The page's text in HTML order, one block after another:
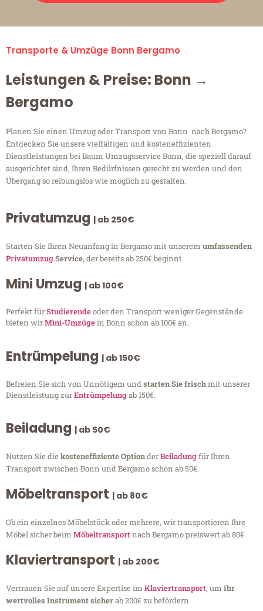
Transporte & Umzüge Bonn Bergamo
Leistungen & Preise: Bonn →
Bergamo
Planen Sie einen Umzug oder Transport von Bonn nach Bergamo?
Entdecken Sie unsere vielfältigen und kosteneffizienten
Dienstleistungen bei Baum Umzugsservice Bonn, die speziell darauf
ausgerichtet sind, Ihren Bedürfnissen gerecht zu werden und den
Übergang so reibungslos wie möglich zu gestalten.
Privatumzug | ab 250€
Starten Sie Ihren Neuanfang in Bergamo mit unserem umfassenden
PrivatumzugService, der bereits ab 250€ beginnt.
Mini Umzug | ab 100€
Perfekt fürStudierendeoder den Transport weniger Gegenstände
bieten wirMini-Umzügein Bonn schon ab 100€ an.
Entrümpelung | ab 150€
Befreien Sie sich von Unnötigem undstarten Sie frischmit unserer
Dienstleistung zurEntrümpelungab 150€.
Beiladung | ab 50€
Nutzen Sie diekosteneffiziente OptionderBeiladungfür Ihren
Transport zwischen Bonn und Bergamo schon ab 50€.
Möbeltransport | ab 80€
Ob ein einzelnes Möbelstück oder mehrere, wir transportieren Ihre
Möbel sicher beim Möbeltransportnach Bergamo preiswert ab 80€.
Klaviertransport | ab 200€
Vertrauen Sie auf unsere Expertise im Klaviertransport, um Ihr
wertvolles Instrument sicherab 200€ zu befördern.